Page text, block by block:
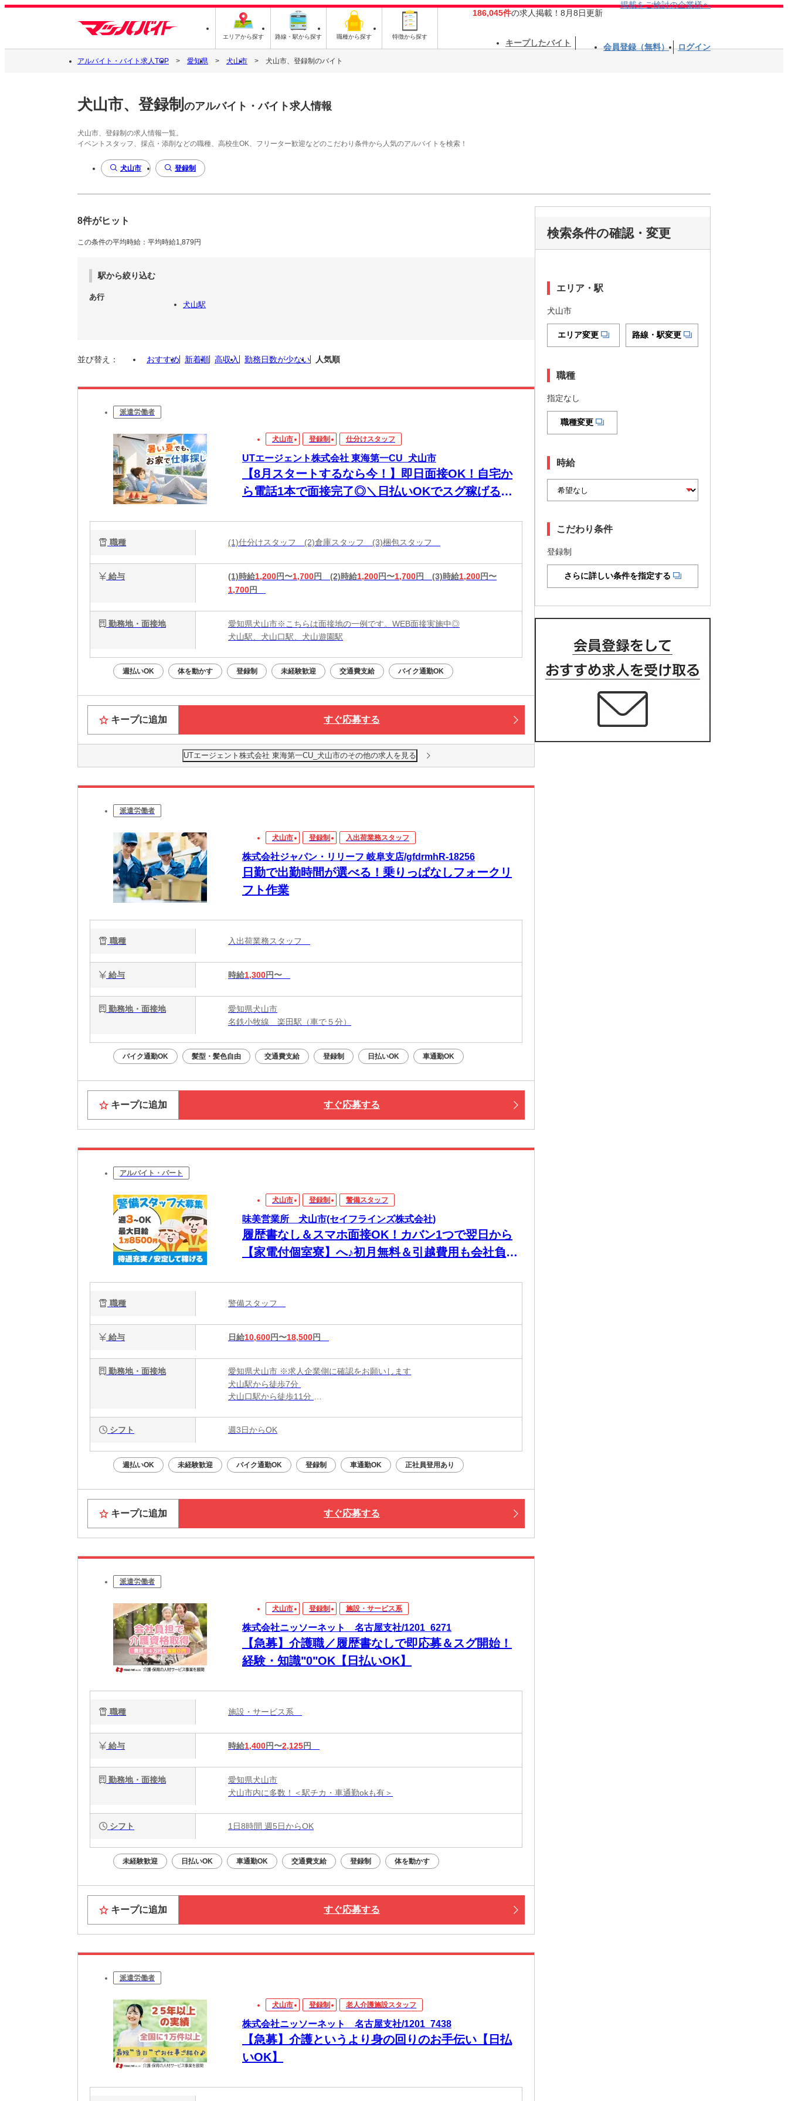
エリアから探す 路線・駅から探す 職種から探す 特徴から探す
186,045件の求人掲載！8月8日更新
掲載をご検討の企業様へ
キープしたバイト 会員登録（無料） ログイン
アルバイト・バイト求人TOP 愛知県 犬山市 犬山市、登録制のバイト
犬山市、登録制 のアルバイト・バイト求人情報
犬山市、登録制の求人情報一覧。
イベントスタッフ、採点・添削などの職種、高校生OK、フリーター歓迎などのこだわり条件から人気のアルバイトを検索！
犬山市 登録制
8件がヒット
この条件の平均時給：平均時給1,879円
駅から絞り込む
あ行
犬山駅
並び替え： おすすめ 新着順 高収入 勤務日数が少ない 人気順
派遣労働者
犬山市 登録制 仕分けスタッフ
UTエージェント株式会社 東海第一CU_犬山市
【8月スタートするなら今！】即日面接OK！自宅か
ら電話1本で面接完了◎＼日払いOKでスグ稼げる／
職種 (1)仕分けスタッフ (2)倉庫スタッフ (3)梱包スタッフ
給与 (1)時給1,200円〜1,700円 (2)時給1,200円〜1,700円 (3)時給1,200円〜
1,700円
勤務地・面接地
愛知県犬山市※こちらは面接地の一例です。WEB面接実施中◎
犬山駅、犬山口駅、犬山遊園駅
週払いOK 体を動かす 登録制 未経験歓迎 交通費支給 バイク通勤OK
キープに追加 すぐ応募する
UTエージェント株式会社 東海第一CU_犬山市のその他の求人を見る
派遣労働者
犬山市 登録制 入出荷業務スタッフ
株式会社ジャパン・リリーフ 岐阜支店/gfdrmhR-18256
日勤で出勤時間が選べる！乗りっぱなしフォークリ
フト作業
職種 入出荷業務スタッフ
給与 時給1,300円〜
勤務地・面接地
愛知県犬山市
名鉄小牧線 楽田駅（車で５分）
バイク通勤OK 髪型・髪色自由 交通費支給 登録制 日払いOK 車通勤OK
キープに追加 すぐ応募する
アルバイト・パート
犬山市 登録制 警備スタッフ
味美営業所 犬山市(セイフラインズ株式会社)
履歴書なし＆スマホ面接OK！カバン1つで翌日から
【家電付個室寮】へ♪初月無料＆引越費用も会社負担
職種 警備スタッフ
給与 日給10,600円〜18,500円
勤務地・面接地
愛知県犬山市 ※求人企業側に確認をお願いします
犬山駅から徒歩7分
犬山口駅から徒歩11分
シフト 週3日からOK
週払いOK 未経験歓迎 バイク通勤OK 登録制 車通勤OK 正社員登用あり
キープに追加 すぐ応募する
派遣労働者
犬山市 登録制 施設・サービス系
株式会社ニッソーネット 名古屋支社/1201_6271
【急募】介護職／履歴書なしで即応募＆スグ開始！
経験・知識"0"OK【日払いOK】
職種 施設・サービス系
給与 時給1,400円〜2,125円
勤務地・面接地
愛知県犬山市
犬山市内に多数！＜駅チカ・車通勤okも有＞
シフト 1日8時間 週5日からOK
未経験歓迎 日払いOK 車通勤OK 交通費支給 登録制 体を動かす
キープに追加 すぐ応募する
派遣労働者
犬山市 登録制 老人介護施設スタッフ
株式会社ニッソーネット 名古屋支社/1201_7438
【急募】介護というより身の回りのお手伝い【日払
いOK】
検索条件の確認・変更
エリア・駅
犬山市
エリア変更 路線・駅変更
職種
指定なし
職種変更
時給
こだわり条件
登録制
さらに詳しい条件を指定する